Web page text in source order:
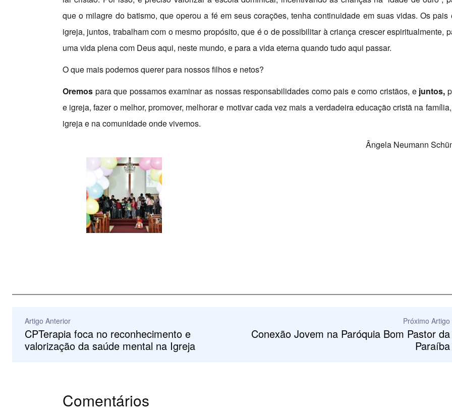
que o milagre do batismo, que operou a fé em seus corações, tenha continuidade em suas vidas. Os pais
igreja, juntos, trabalham com o mesmo propósito, que é o de possibilitar à criança crescer espiritualmente,
uma vida plena com Deus aqui, neste mundo, e para a vida eterna quando tudo aqui passar.
O que mais podemos querer para nossos filhos e netos?
Oremos para que possamos examinar as nossas responsabilidades como pais e como cristãos, e juntos,
e igreja, fazer o melhor, promover, melhorar e motivar cada vez mais a verdadeira educação cristã na
igreja e na comunidade onde vivemos.
Ângela Neumann
Artigo Anterior
CPTerapia foca no reconhecimento e
valorização da saúde mental na Igreja
Próximo Artigo
Conexão Jovem na Paróquia Bom Pastor da
Paraíba
Comentários